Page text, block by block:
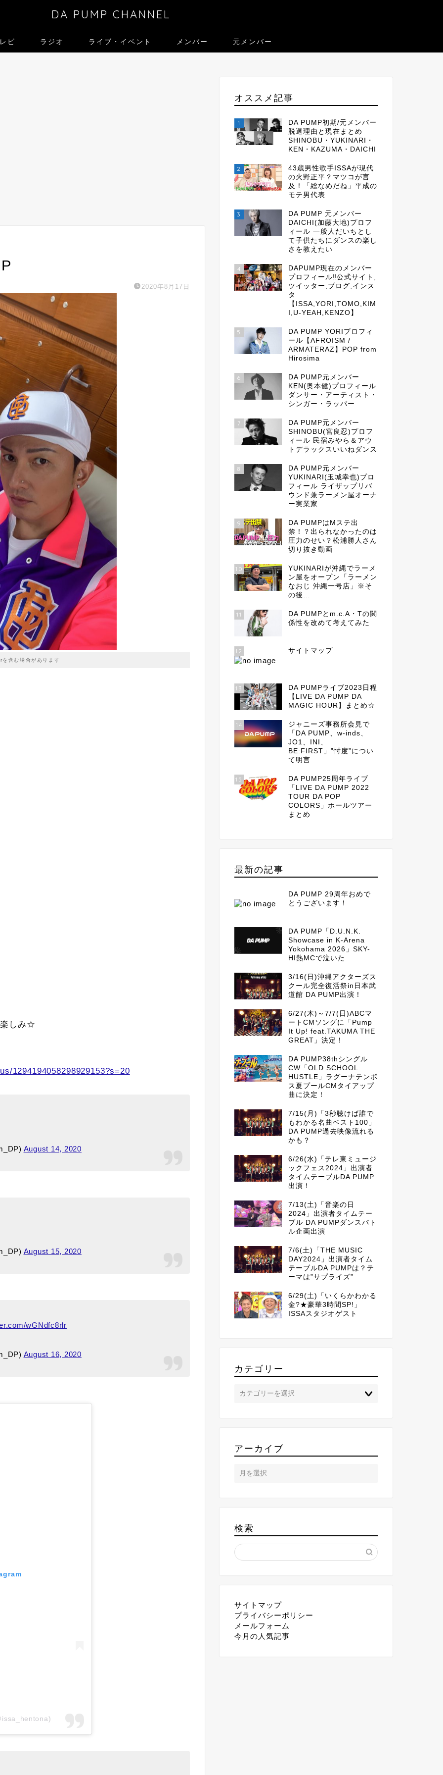
DA PUMP CHANNEL
ビ ラジオ ライブ・イベント メンバー 元メンバー
2020年8月17日
を含む場合があります
楽しみ☆
1294194058298929153?s=20
August 14, 2020
August 15, 2020
wGNdfc8rlr
August 16, 2020
オススメ記事
1
DA PUMP初期/元メンバー
脱退理由と現在まとめ
SHINOBU・YUKINARI・
KEN・KAZUMA・DAICHI
2
43歳男性歌手ISSAが現代
の火野正平？マツコが言
及！「総なめだね」平成の
モテ男代表
3
DA PUMP 元メンバー
DAICHI(加藤大地)プロフ
ィール 一般人だいちとし
て子供たちにダンスの楽し
さを教えたい
4
DAPUMP現在のメンバー
プロフィール‼公式サイト,
ツイッター,ブログ,インス
タ
【ISSA,YORI,TOMO,KIM
I,U-YEAH,KENZO】
5
DA PUMP YORIプロフィ
ール【AFROISM /
ARMATERAZ】POP from
Hirosima
6
DA PUMP元メンバー
KEN(奥本健)プロフィール
ダンサー・アーティスト・
シンガー・ラッパー
7
DA PUMP元メンバー
SHINOBU(宮良忍)プロフ
ィール 民宿みやら＆アウ
トデラックスいいねダンス
8
DA PUMP元メンバー
YUKINARI(玉城幸也)プロ
フィール ライザップリバ
ウンド兼ラーメン屋オーナ
ー実業家
9
DA PUMPはMステ出
禁！？出られなかったのは
圧力のせい？松浦勝人さん
切り抜き動画
10
YUKINARIが沖縄でラーメ
ン屋をオープン「ラーメン
なおじ 沖縄一号店」※そ
の後…
11
DA PUMPとm.c.A・Tの関
係性を改めて考えてみた
12 サイトマップ
13
DA PUMPライブ2023日程
【LIVE DA PUMP DA
MAGIC HOUR】まとめ☆
14
ジャニーズ事務所会見で
「DA PUMP、w-inds、
JO1、INI、
BE:FIRST」”忖度”につい
て明言
15
DA PUMP25周年ライブ
「LIVE DA PUMP 2022
TOUR DA POP
COLORS」ホールツアー
まとめ
最新の記事
DA PUMP 29周年おめで
とうございます！
DA PUMP「D.U.N.K.
Showcase in K-Arena
Yokohama 2026」SKY-
HI熱MCで泣いた
3/16(日)沖縄アクターズス
クール完全復活祭in日本武
道館 DA PUMP出演！
6/27(木)～7/7(日)ABCマ
ートCMソングに「Pump
It Up! feat.TAKUMA THE
GREAT」決定！
DA PUMP38thシングル
CW「OLD SCHOOL
HUSTLE」ラグーナテンボ
ス夏プールCMタイアップ
曲に決定！
7/15(月)「3秒聴けば誰で
もわかる名曲ベスト100」
DA PUMP過去映像流れる
かも？
6/26(水)「テレ東ミュージ
ックフェス2024」出演者
タイムテーブルDA PUMP
出演！
7/13(土)「音楽の日
2024」出演者タイムテー
ブル DA PUMPダンスバト
ル企画出演
7/6(土)「THE MUSIC
DAY2024」出演者タイム
テーブルDA PUMPは？テ
ーマは”サプライズ”
6/29(土)「いくらかわかる
金?★豪華3時間SP!」
ISSAスタジオゲスト
カテゴリー
アーカイブ
検索
サイトマップ
プライバシーポリシー
メールフォーム
今月の人気記事